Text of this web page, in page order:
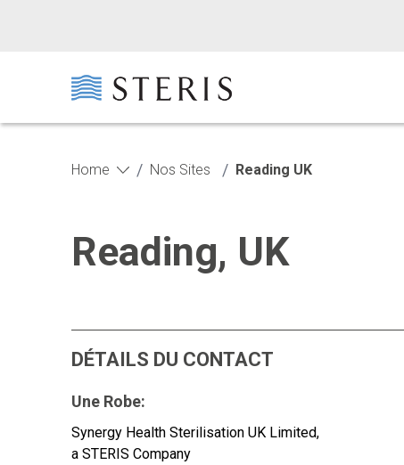
Home / Nos Sites / Reading UK
Reading, UK
DÉTAILS DU CONTACT
Une Robe:
Synergy Health Sterilisation UK Limited,
a STERIS Company